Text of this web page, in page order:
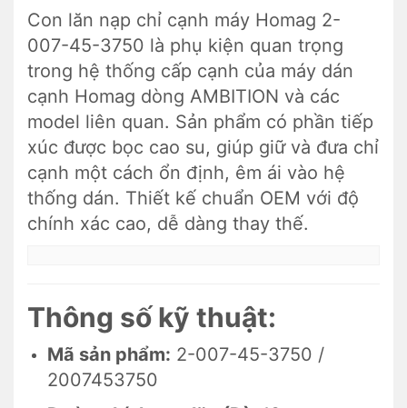
Con lăn nạp chỉ cạnh máy Homag 2-
007-45-3750 là phụ kiện quan trọng
trong hệ thống cấp cạnh của máy dán
cạnh Homag dòng AMBITION và các
model liên quan. Sản phẩm có phần tiếp
xúc được bọc cao su, giúp giữ và đưa chỉ
cạnh một cách ổn định, êm ái vào hệ
thống dán. Thiết kế chuẩn OEM với độ
chính xác cao, dễ dàng thay thế.
Thông số kỹ thuật:
Mã sản phẩm: 2-007-45-3750 /
2007453750